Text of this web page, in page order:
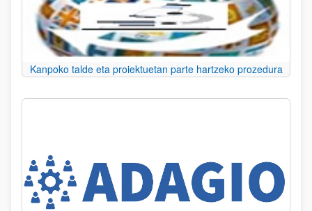
Kanpoko talde eta proiektuetan parte hartzeko prozedura